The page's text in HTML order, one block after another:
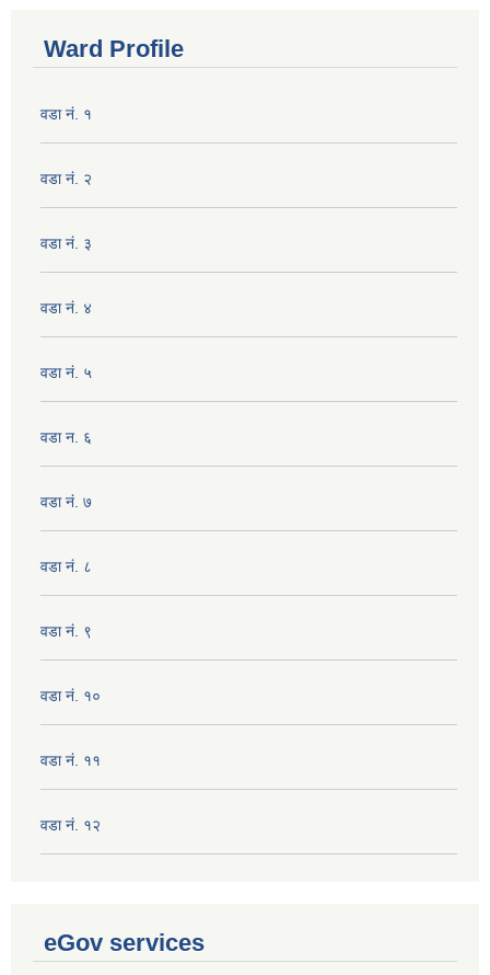
Ward Profile
वडा नं. १
वडा नं. २
वडा नं. ३
वडा नं. ४
वडा नं. ५
वडा न. ६
वडा नं. ७
वडा नं. ८
वडा नं. ९
वडा नं. १०
वडा नं. ११
वडा नं. १२
eGov services